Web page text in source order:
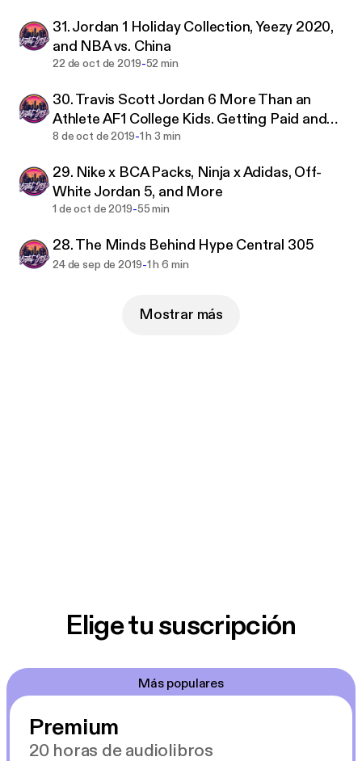
@brandonalmeidaa
@kevincruz.1
31. Jordan 1 Holiday Collection, Yeezy 2020,
and NBA vs. China
22 de oct de 2019-52 min
30. Travis Scott Jordan 6 More Than an
Athlete AF1 College Kids. Getting Paid and
Sports Gambling Tips
8 de oct de 2019-1 h 3 min
29. Nike x BCA Packs, Ninja x Adidas, Off-
White Jordan 5, and More
1 de oct de 2019-55 min
28. The Minds Behind Hype Central 305
24 de sep de 2019-1 h 6 min
Mostrar más
Elige tu suscripción
Más populares
Premium
20 horas de audiolibros